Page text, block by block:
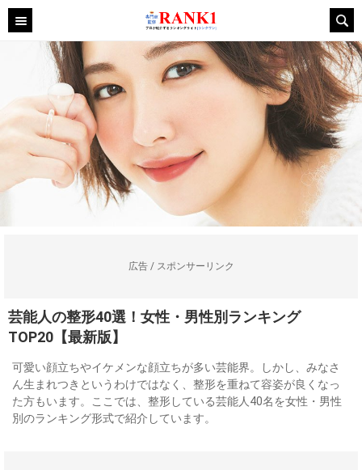
広告 / スポンサーリンク
芸能人の整形40選！女性・男性別ランキング
TOP20【最新版】
可愛い顔立ちやイケメンな顔立ちが多い芸能界。しかし、みなさ
ん生まれつきというわけではなく、整形を重ねて容姿が良くなっ
た方もいます。ここでは、整形している芸能人40名を女性・男性
別のランキング形式で紹介しています。